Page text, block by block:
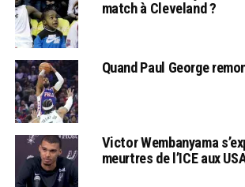
match à Cleveland ?
Quand Paul George
Victor Wembanyama
meurtres de l’ICE aux